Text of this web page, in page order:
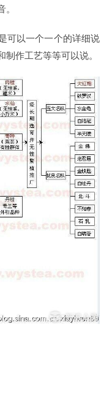
可以一个一个的详细说
作工艺等等可以说。